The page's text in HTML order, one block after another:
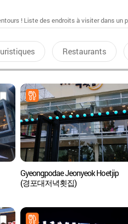
! Liste des endroits à visiter dans un
Restaurants
Gyeongpodae Jeonyeok Hoetjip
(경포대저녁횟집)